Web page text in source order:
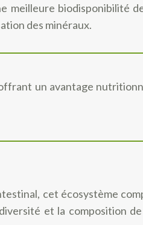
meilleure biodisponibilité
des minéraux.
un avantage
cet écosystème
et la composition